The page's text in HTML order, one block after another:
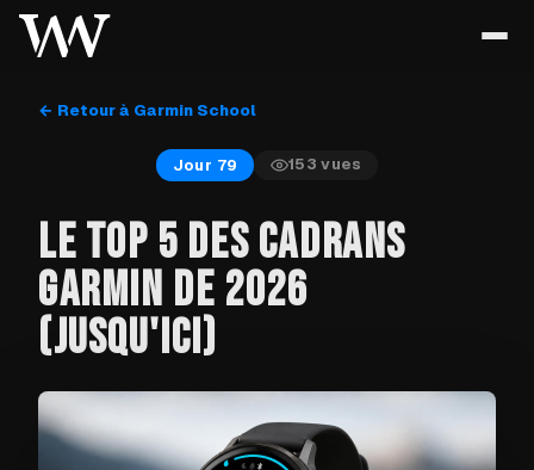
← Retour à Garmin School
Jour 79 153 vues
LE TOP 5 DES CADRANS
GARMIN DE 2026
(JUSQU'ICI)